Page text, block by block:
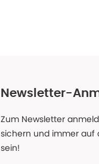
Newsletter-
Zum Newsletter
sichern und immer auf
sein!